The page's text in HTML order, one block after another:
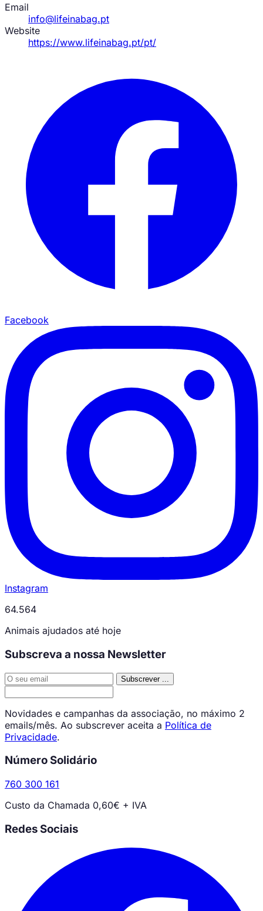
Email
info@lifeinabag.pt
Website
https://www.lifeinabag.pt/pt/
Facebook
Instagram
64.564
Animais ajudados até hoje
Subscreva a nossa Newsletter
Subscrever
Novidades e campanhas da associação, no máximo 2
emails/mês. Ao subscrever aceita a Política de
Privacidade.
Número Solidário
760 300 161
Custo da Chamada 0,60€ + IVA
Redes Sociais